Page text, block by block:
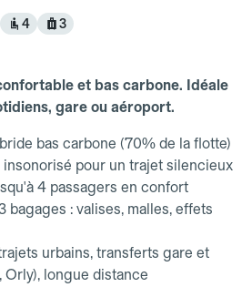
4 3
et bas carbone. Idéale
gare ou aéroport.
bas carbone (70% de la flotte)
pour un trajet silencieux
4 passagers en confort
bagages : valises, malles, effets
urbains, transferts gare et
Orly), longue distance